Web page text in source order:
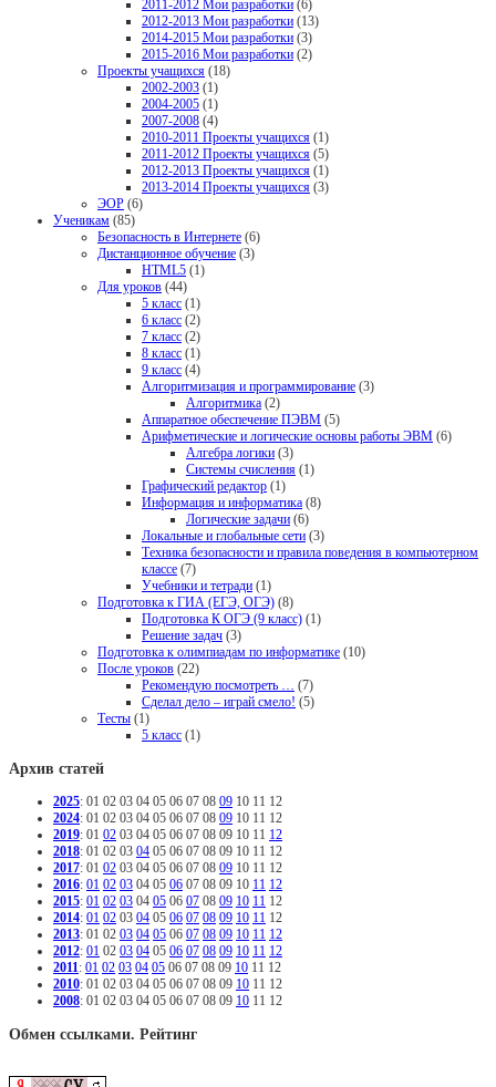
2011-2012 Мои разработки (6)
2012-2013 Мои разработки (13)
2014-2015 Мои разработки (3)
2015-2016 Мои разработки (2)
Проекты учащихся (18)
2002-2003 (1)
2004-2005 (1)
2007-2008 (4)
2010-2011 Проекты учащихся (1)
2011-2012 Проекты учащихся (5)
2012-2013 Проекты учащихся (1)
2013-2014 Проекты учащихся (3)
ЭОР (6)
Ученикам (85)
Безопасность в Интернете (6)
Дистанционное обучение (3)
HTML5 (1)
Для уроков (44)
5 класс (1)
6 класс (2)
7 класс (2)
8 класс (1)
9 класс (4)
Алгоритмизация и программирование (3)
Алгоритмика (2)
Аппаратное обеспечение ПЭВМ (5)
Арифметические и логические основы работы ЭВМ (6)
Алгебра логики (3)
Системы счисления (1)
Графический редактор (1)
Информация и информатика (8)
Логические задачи (6)
Локальные и глобальные сети (3)
Техника безопасности и правила поведения в компьютерном
классе (7)
Учебники и тетради (1)
Подготовка к ГИА (ЕГЭ, ОГЭ) (8)
Подготовка К ОГЭ (9 класс) (1)
Решение задач (3)
Подготовка к олимпиадам по информатике (10)
После уроков (22)
Рекомендую посмотреть …
(7)
Сделал дело – играй смело! (5)
Тесты (1)
5 класс (1)
Архив статей
2025: 01 02 03 04 05 06 07 08 09 10 11 12
2024: 01 02 03 04 05 06 07 08 09 10 11 12
2019: 01 02 03 04 05 06 07 08 09 10 11 12
2018: 01 02 03 04 05 06 07 08 09 10 11 12
2017: 01 02 03 04 05 06 07 08 09 10 11 12
2016: 01 02 03 04 05 06 07 08 09 10 11 12
2015: 01 02 03 04 05 06 07 08 09 10 11 12
2014: 01 02 03 04 05 06 07 08 09 10 11 12
2013: 01 02 03 04 05 06 07 08 09 10 11 12
2012: 01 02 03 04 05 06 07 08 09 10 11 12
2011 : 01 02 03 04 05 06 07 08 09 10 11 12
2010: 01 02 03 04 05 06 07 08 09 10 11 12
2008: 01 02 03 04 05 06 07 08 09 10 11 12
Обмен ссылками. Рейтинг